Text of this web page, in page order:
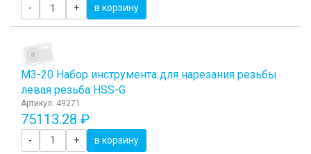
- + в корзину
М3-20 Набор инструмента для нарезания резьбы
левая резьба HSS-G
Артикул: 49271
75113.28 ₽
- + в корзину